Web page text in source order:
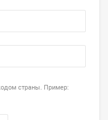
страны. Пример: